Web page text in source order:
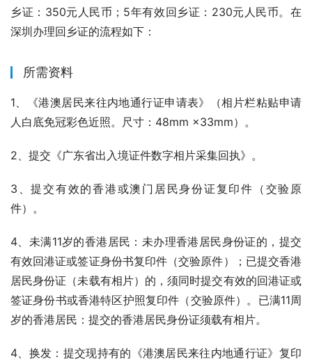
乡证：350元人民币；5年有效回乡证：230元人民币。在
深圳办理回乡证的流程如下：
所需资料
1、《港澳居民来往内地通行证申请表》（相片栏粘贴申请
人白底免冠彩色近照。尺寸：48mm ×33mm）。
2、提交《广东省出入境证件数字相片采集回执》。
3、提交有效的香港或澳门居民身份证复印件（交验原
件）。
4、未满11岁的香港居民：未办理香港居民身份证的，提交
有效回港证或签证身份书复印件（交验原件）；已提交香港
居民身份证（未载有相片）的，须同时提交有效的回港证或
签证身份书或香港特区护照复印件（交验原件）。已满11周
岁的香港居民：提交的香港居民身份证须载有相片。
4、换发：提交现持有的《港澳居民来往内地通行证》复印